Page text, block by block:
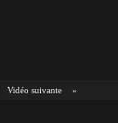
Vidéo suivante »